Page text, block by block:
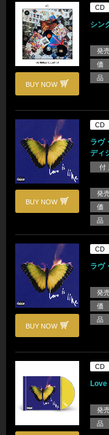
BUY NOW
CD
シン
発
価
品
BUY NOW
CD
ラヴ
ディ
付
発
価
品
BUY NOW
CD
ラヴ
発
価
品
CD
Love
発
品